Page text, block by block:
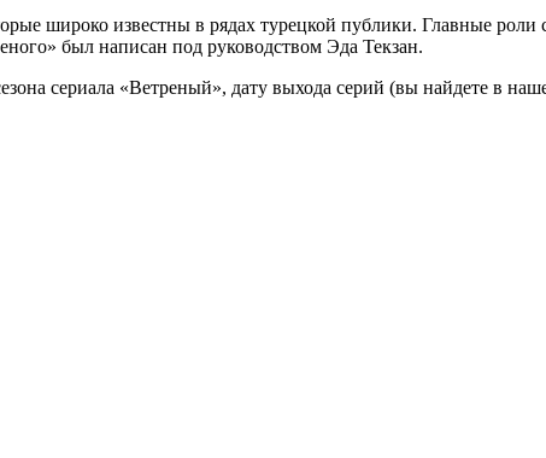
широко известны в рядах турецкой публики. Главные
был написан под руководством Эда Текзан.
сериала «Ветреный», дату выхода серий (вы найдете в